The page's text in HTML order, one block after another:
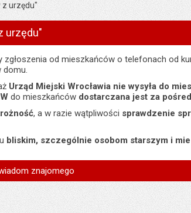
z urzędu"
urzędu"
zgłoszenia od mieszkańców o telefonach od
domu.
Urząd Miejski Wrocławia nie wysyła do
do mieszkańców dostarczana jest za
, a w razie wątpliwości sprawdzenie
bliskim, szczególnie osobom starszym i
Monika Florczak
i nazwiskoPole wymagane
znajomego